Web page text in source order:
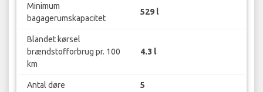
Minimum
bagagerumskapacitet
529 l
Blandet kørsel
brændstofforbrug pr. 100
km
4.3 l
Antal døre 5